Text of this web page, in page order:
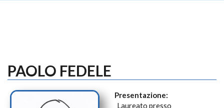
PAOLO FEDELE
Presentazione:
Laureato presso